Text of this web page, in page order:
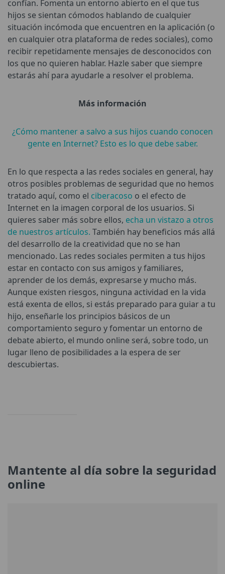
confían. Fomenta un entorno abierto en el que tus
hijos se sientan cómodos hablando de cualquier
situación incómoda que encuentren en la aplicación (o
en cualquier otra plataforma de redes sociales), como
recibir repetidamente mensajes de desconocidos con
los que no quieren hablar. Hazle saber que siempre
estarás ahí para ayudarle a resolver el problema.
Más información
¿Cómo mantener a salvo a sus hijos cuando conocen
gente en Internet? Esto es lo que debe saber.
En lo que respecta a las redes sociales en general, hay
otros posibles problemas de seguridad que no hemos
tratado aquí, como el ciberacoso o el efecto de
Internet en la imagen corporal de los usuarios. Si
quieres saber más sobre ellos, echa un vistazo a otros
de nuestros artículos. También hay beneficios más allá
del desarrollo de la creatividad que no se han
mencionado. Las redes sociales permiten a tus hijos
estar en contacto con sus amigos y familiares,
aprender de los demás, expresarse y mucho más.
Aunque existen riesgos, ninguna actividad en la vida
está exenta de ellos, si estás preparado para guiar a tu
hijo, enseñarle los principios básicos de un
comportamiento seguro y fomentar un entorno de
debate abierto, el mundo online será, sobre todo, un
lugar lleno de posibilidades a la espera de ser
descubiertas.
Mantente al día sobre la seguridad
online